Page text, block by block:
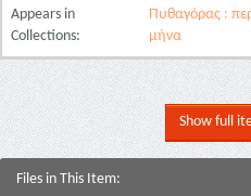
Appears in
Collections:
Πυθαγόρας :
μήνα
Show full
Files in This Item: